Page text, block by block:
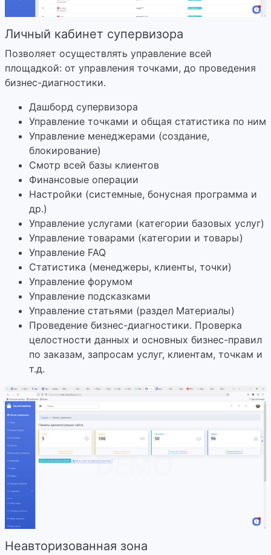
Личный кабинет супервизора
Позволяет осуществлять управление всей
площадкой: от управления точками, до проведения
бизнес-диагностики.
Дашборд супервизора
Управление точками и общая статистика по ним
Управление менеджерами (создание,
блокирование)
Смотр всей базы клиентов
Финансовые операции
Настройки (системные, бонусная программа и
др.)
Управление услугами (категории базовых услуг)
Управление товарами (категории и товары)
Управление FAQ
Статистика (менеджеры, клиенты, точки)
Управление форумом
Управление подсказками
Управление статьями (раздел Материалы)
Проведение бизнес-диагностики. Проверка
целостности данных и основных бизнес-правил
по заказам, запросам услуг, клиентам, точкам и
т.д.
Неавторизованная зона